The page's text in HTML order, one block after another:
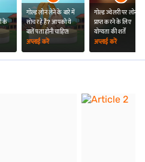
के
गोल्ड लोन लेने के बारे में
सोच रहे हैं? आपको ये
बातें पता होनी चाहिए!
अप्लाई करें
गोल्ड ज्वेलरी पर लोन
प्राप्त करने के लिए
योग्यता की शर्तें
अप्लाई करें